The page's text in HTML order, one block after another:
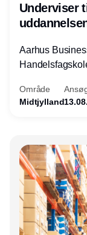
Underviser
Aarhus
Område
Midtjylland